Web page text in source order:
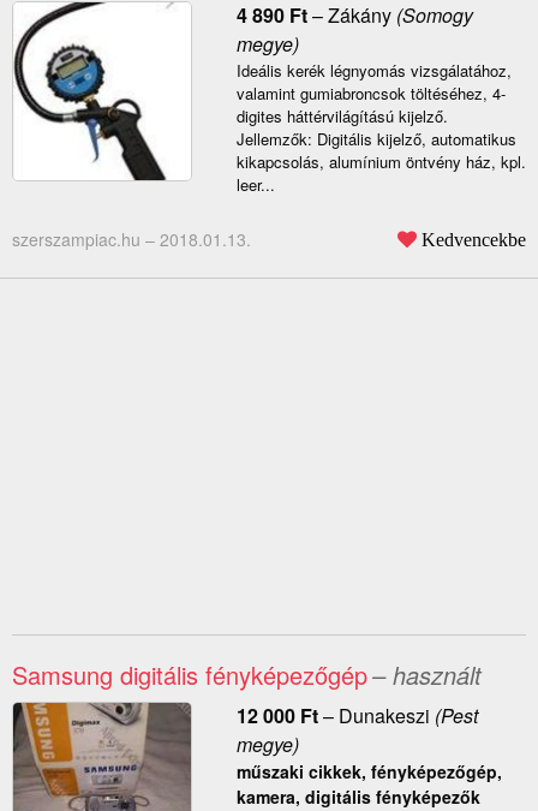
4 890 Ft–Zákány(Somogy
megye)
Ideális kerék légnyomás vizsgálatához,
valamint gumiabroncsok töltéséhez, 4-
digites háttérvilágítású kijelző.
Jellemzők: Digitális kijelző, automatikus
kikapcsolás, alumínium öntvény ház, kpl.
leer...
szerszampiac.hu – 2018.01.13. Kedvencekbe
Samsung digitális fényképezőgép– használt
12 000 Ft– Dunakeszi (Pest
megye)
műszaki cikkek, fényképezőgép,
kamera, digitális fényképezők